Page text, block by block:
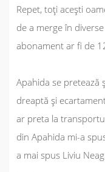
Repet, toți acești
de a merge în
abonament ar fi de
Apahida se pretează
dreaptă și
ar preta la
din Apahida mi-a
a mai spus Liviu Neag.